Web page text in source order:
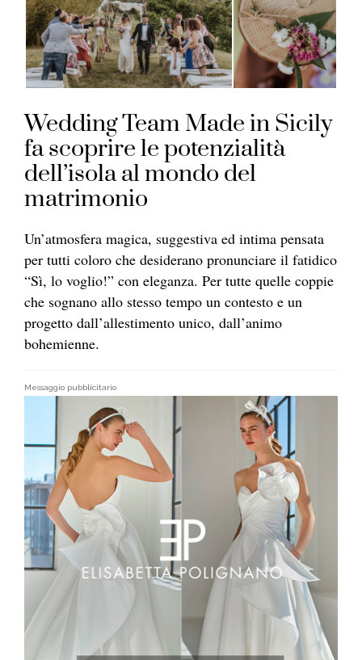
Wedding Team Made in Sicily
fa scoprire le potenzialità
dell’isola al mondo del
matrimonio
Un’atmosfera magica, suggestiva ed intima pensata
per tutti coloro che desiderano pronunciare il fatidico
“Sì, lo voglio!” con eleganza. Per tutte quelle coppie
che sognano allo stesso tempo un contesto e un
progetto dall’allestimento unico, dall’animo
bohemienne.
Messaggio pubblicitario